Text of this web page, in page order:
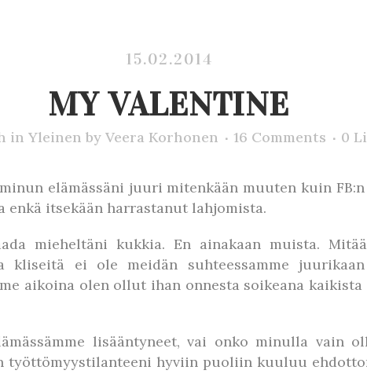
15.02.2014
MY VALENTINE
in Yleinen by Veera Korhonen 16 Comments 0
elämässäni juuri mitenkään muuten kuin
itsekään harrastanut lahjomista.
mieheltäni kukkia. En ainakaan muista.
ei ole meidän suhteessamme
aikoina olen ollut ihan onnesta soikeana
lisääntyneet, vai onko minulla vain
työttömyystilanteeni hyviin puoliin kuuluu